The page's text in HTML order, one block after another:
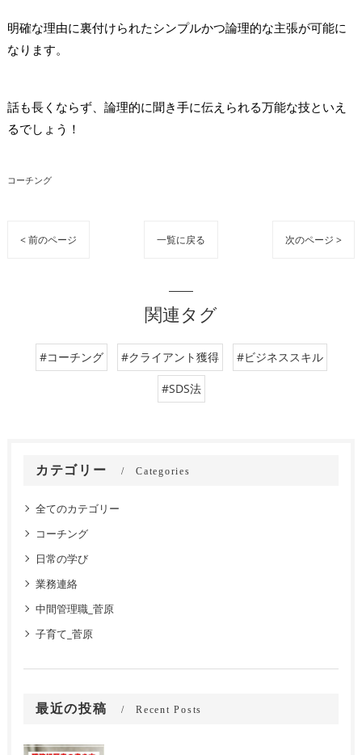
明確な理由に裏付けられたシンプルかつ論理的な主張が可能に
なります。
話も長くならず、論理的に聞き手に伝えられる万能な技といえ
るでしょう！
コーチング
< 前のページ 一覧に戻る 次のページ >
関連タグ
#コーチング #クライアント獲得 #ビジネススキル
#SDS法
カテゴリー Categories
全てのカテゴリー
コーチング
日常の学び
業務連絡
中間管理職_菅原
子育て_菅原
最近の投稿 Recent Posts